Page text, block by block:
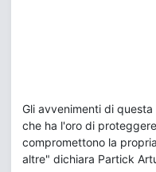
Gli avvenimenti di
che ha l'oro di
compromettono la
altre" dichiara Partick